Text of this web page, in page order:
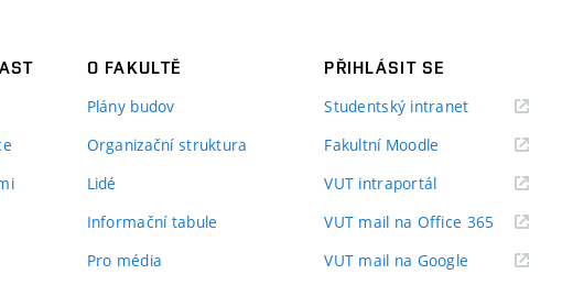
O FAKULTĚ
Plány budov
Organizační struktura
Lidé
Informační tabule
Pro média
PŘIHLÁSIT SE
Studentský intranet(externí
Fakultní Moodle
VUT intraportál(externí
VUT mail na Office 365 (externí
VUT mail na Google (externí